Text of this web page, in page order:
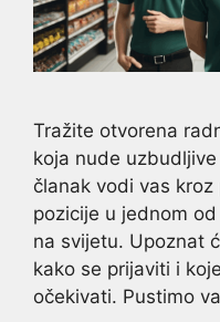
Tražite otvorena
koja nude
članak vodi vas
pozicije u jednom
na svijetu. Upoznat
kako se prijaviti i
očekivati. Pustimo